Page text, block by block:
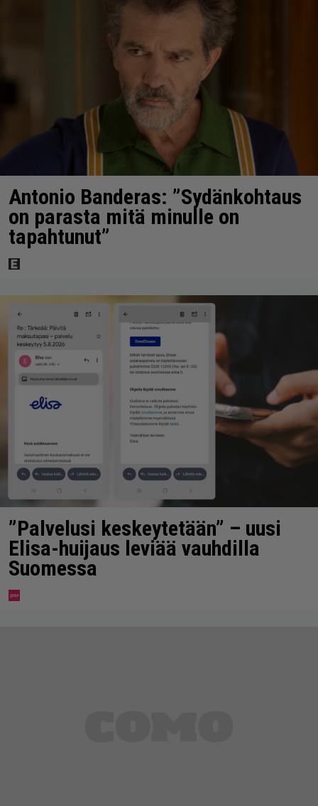
Antonio Banderas: ”Sydänkohtaus
on parasta mitä minulle on
tapahtunut”
”Palvelusi keskeytetään” – uusi
Elisa-huijaus leviää vauhdilla
Suomessa